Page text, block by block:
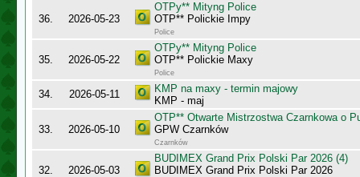
36. 2026-05-23
OTPy** Mityng Police
OTP** Polickie Impy
Police
35. 2026-05-22
OTPy** Mityng Police
OTP** Polickie Maxy
Police
34. 2026-05-11
KMP na maxy - termin majowy
KMP - maj
33. 2026-05-10
OTP** Otwarte Mistrzostwa Czarnkowa o
GPW Czarnków
Czarnków
32. 2026-05-03
BUDIMEX Grand Prix Polski Par 2026 (4)
BUDIMEX Grand Prix Polski Par 2026